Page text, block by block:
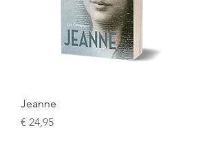
Jeanne
Prijs
€ 24,95